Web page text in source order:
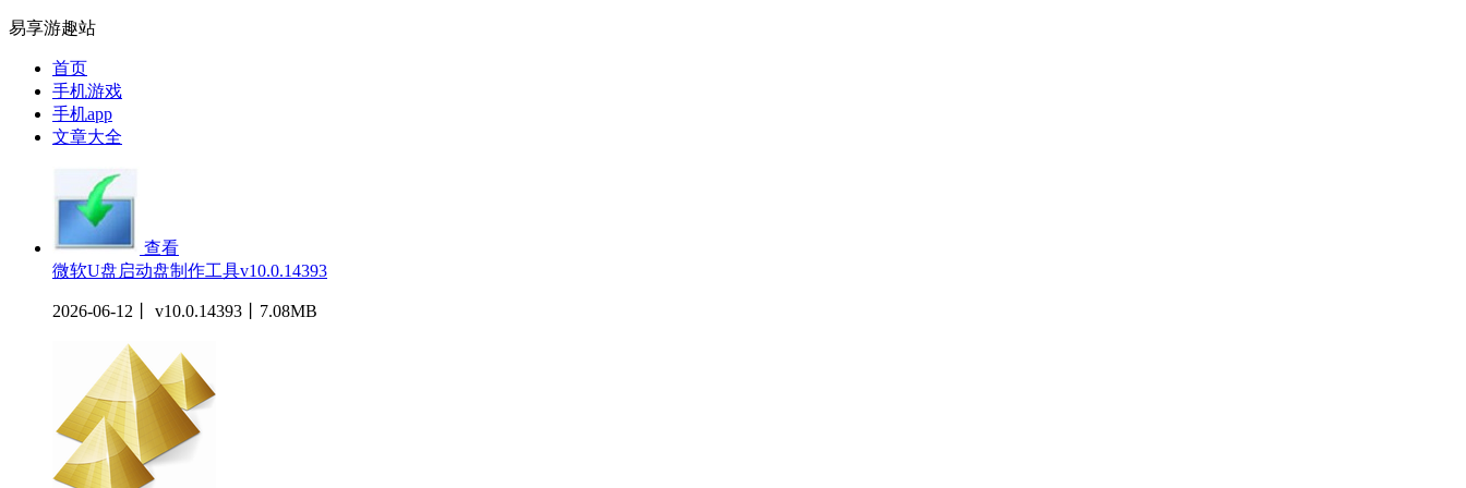
易享游趣站
首页
手机游戏
手机app
文章大全
查看
微软U盘启动盘制作工具v10.0.14393
2026-06-12丨 v10.0.14393丨7.08MB